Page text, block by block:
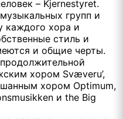
– Kjernestyret.
групп и
каждого хора и
стиль и
и общие черты.
хором Svæveru’,
хором Optimum,
и the Big